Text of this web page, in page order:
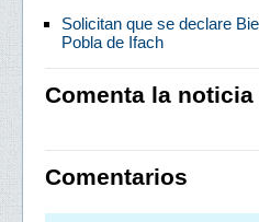
Solicitan que se declare
Pobla de Ifach
Comenta la
Comentarios